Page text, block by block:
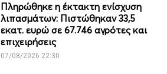
Πληρώθηκε η έκτακτη ενίσχυση
λιπασμάτων: Πιστώθηκαν 33,5
εκατ. ευρώ σε 67.746 αγρότες και
επιχειρήσεις
07/08/2026 22:30